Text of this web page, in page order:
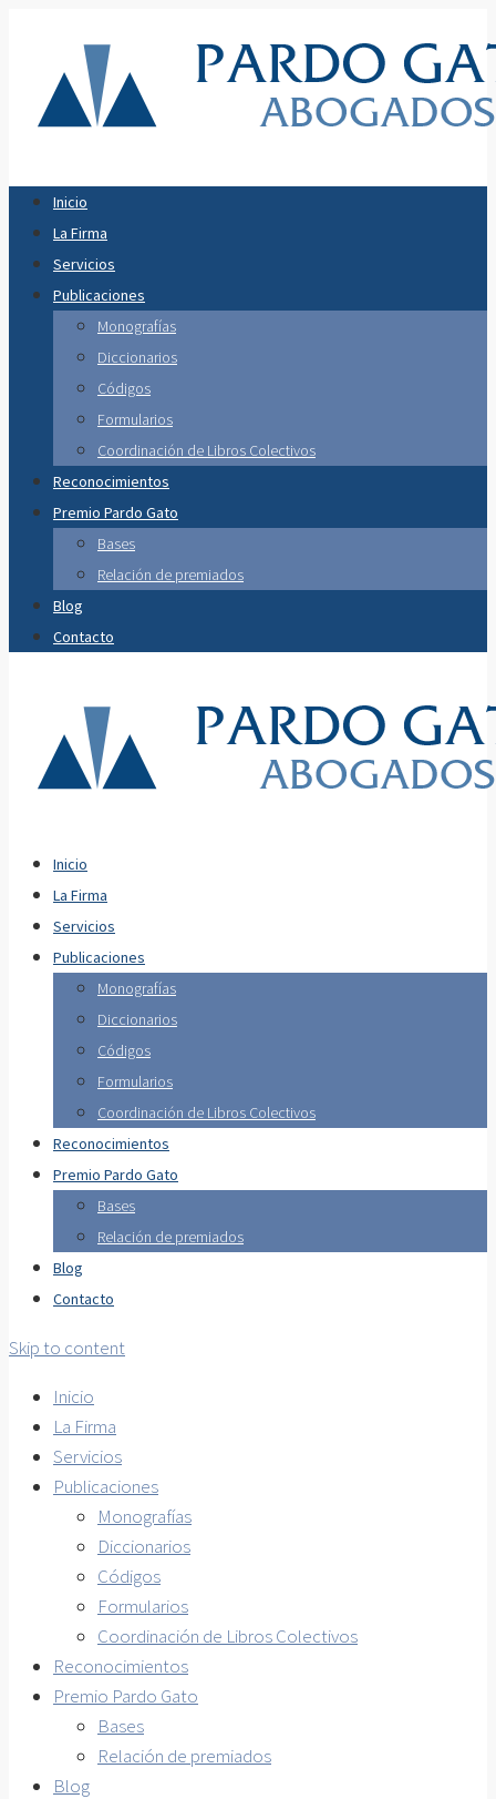
Inicio
La Firma
Servicios
Publicaciones
Monografías
Diccionarios
Códigos
Formularios
Coordinación de Libros Colectivos
Reconocimientos
Premio Pardo Gato
Bases
Relación de premiados
Blog
Contacto
Inicio
La Firma
Servicios
Publicaciones
Monografías
Diccionarios
Códigos
Formularios
Coordinación de Libros Colectivos
Reconocimientos
Premio Pardo Gato
Bases
Relación de premiados
Blog
Contacto
Skip to content
Inicio
La Firma
Servicios
Publicaciones
Monografías
Diccionarios
Códigos
Formularios
Coordinación de Libros Colectivos
Reconocimientos
Premio Pardo Gato
Bases
Relación de premiados
Blog